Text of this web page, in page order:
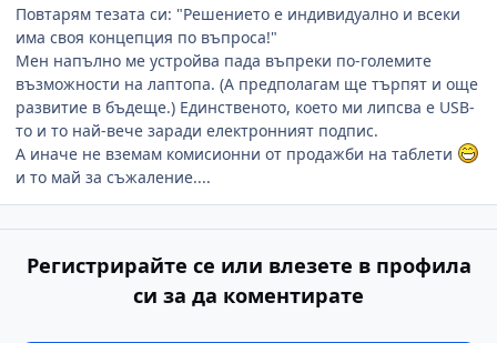
Повтарям тезата си: "Решението е индивидуално и всеки
има своя концепция по въпроса!"
Мен напълно ме устройва пада въпреки по-големите
възможности на лаптопа. (А предполагам ще търпят и още
развитие в бъдеще.) Единственото, което ми липсва е USB-
то и то най-вече заради електронният подпис.
А иначе не вземам комисионни от продажби на таблети
и то май за съжаление....
Регистрирайте се или влезете в профила
си за да коментирате